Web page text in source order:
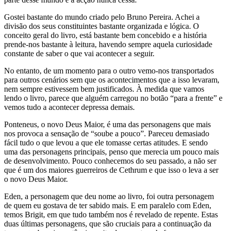
Gostei bastante do mundo criado pelo Bruno Pereira. Achei a
divisão dos seus constituintes bastante organizada e lógica. O
conceito geral do livro, está bastante bem concebido e a história
prende-nos bastante à leitura, havendo sempre aquela curiosidade
constante de saber o que vai acontecer a seguir.
No entanto, de um momento para o outro vemo-nos transportados
para outros cenários sem que os acontecimentos que a isso levaram,
nem sempre estivessem bem justificados. À medida que vamos
lendo o livro, parece que alguém carregou no botão “para a frente” e
vemos tudo a acontecer depressa demais.
Ponteneus, o novo Deus Maior, é uma das personagens que mais
nos provoca a sensação de “soube a pouco”. Pareceu demasiado
fácil tudo o que levou a que ele tomasse certas atitudes. E sendo
uma das personagens principais, penso que merecia um pouco mais
de desenvolvimento. Pouco conhecemos do seu passado, a não ser
que é um dos maiores guerreiros de Cethrum e que isso o leva a ser
o novo Deus Maior.
Eden, a personagem que deu nome ao livro, foi outra personagem
de quem eu gostava de ter sabido mais. E em paralelo com Eden,
temos Brigit, em que tudo também nos é revelado de repente. Estas
duas últimas personagens, que são cruciais para a continuação da